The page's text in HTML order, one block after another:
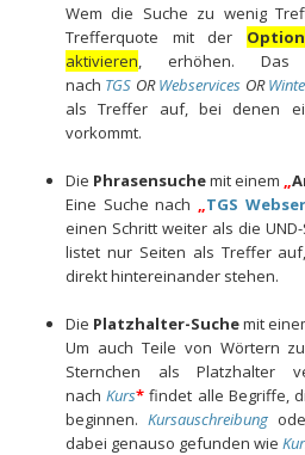
Wem die Suche zu wenig
Trefferquote mit der Option
aktivieren, erhöhen. Das
nach TGS ORWebservices OR
als Treffer auf, bei denen
vorkommt.
Die Phrasensuchemit einem „
Eine Suche nach „TGS
einen Schritt weiter als die
listet nur Seiten als Treffer
direkt hintereinander stehen.
Die Platzhalter-Suchemit
Um auch Teile von Wörtern
Sternchen als Platzhalter
nachKurs* findet alle Begriffe,
beginnen. Kursauschreibung
dabei genauso gefunden wie